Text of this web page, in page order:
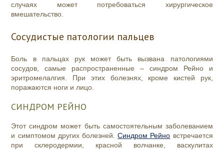
случаях может потребоваться хирургическое
вмешательство.
Сосудистые патологии пальцев
Боль в пальцах рук может быть вызвана патологиями
сосудов, самые распространенные – синдром Рейно и
эритромелалгия. При этих болезнях, кроме кистей рук,
поражаются ноги и лицо.
СИНДРОМ РЕЙНО
Этот синдром может быть самостоятельным заболеванием
и симптомом других болезней.Синдром Рейно встречается
при склеродермии, красной волчанке, васкулитах